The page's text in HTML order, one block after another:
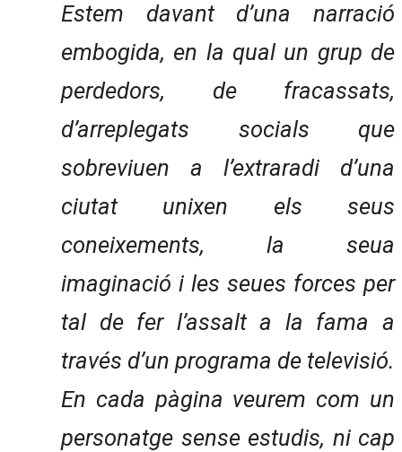
Estem davant d’una narració
embogida, en la qual un grup de
perdedors, de fracassats,
d’arreplegats socials que
sobreviuen a l’extraradi d’una
ciutat unixen els seus
coneixements, la seua
imaginació i les seues forces per
tal de fer l’assalt a la fama a
través d’un programa de televisió.
En cada pàgina veurem com un
personatge sense estudis, ni cap